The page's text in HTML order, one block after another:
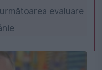
evaluare